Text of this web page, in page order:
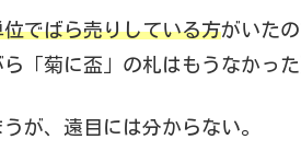
でばら売りしている方がいたの
「菊に盃」の札はもうなかった
が、遠目には分からない。